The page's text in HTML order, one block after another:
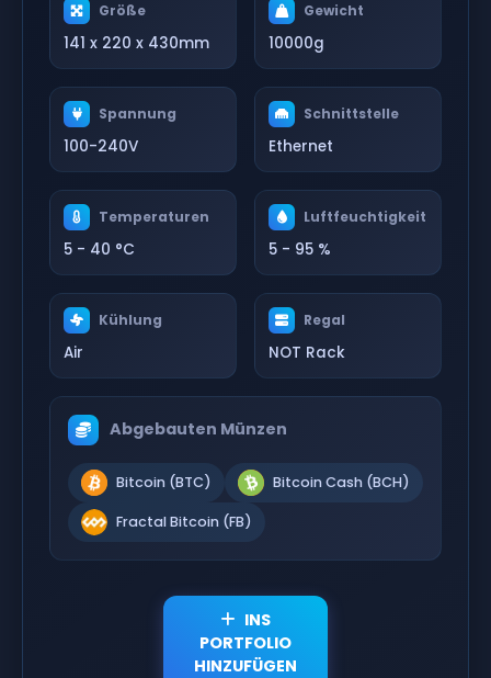
Größe
141 x 220 x 430mm
Gewicht
10000g
Spannung
100-240V
Schnittstelle
Ethernet
Temperaturen
5 - 40 °C
Luftfeuchtigkeit
5 - 95 %
Kühlung
Air
Regal
NOT Rack
Abgebauten Münzen
Bitcoin (BTC) Bitcoin Cash (BCH)
Fractal Bitcoin (FB)
INS
PORTFOLIO
HINZUFÜGEN